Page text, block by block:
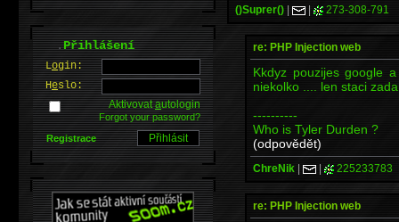
()Suprer() | | 273-308-791
re: PHP Injection web
Kkdyz pouzijes google
niekolko .... len staci
----------
Who is Tyler Durden ?
(odpovědět)
ChreNik | | 225233783
re: PHP Injection web
.Přihlášení
Login:
Heslo:
Aktivovatautologin
Forgot your password?
Registrace